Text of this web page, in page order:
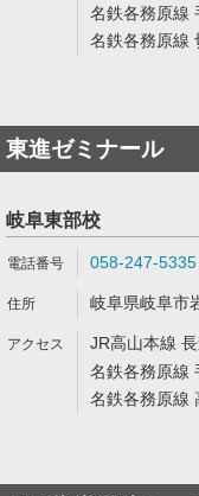
名鉄各務原線
名鉄各務原線
東進ゼミナール
岐阜東部校
058-247-5335
岐阜県岐阜市
JR高山本線
名鉄各務原線
名鉄各務原線